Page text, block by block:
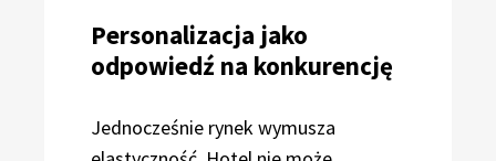
Personalizacja jako
odpowiedź na konkurencję
Jednocześnie rynek wymusza